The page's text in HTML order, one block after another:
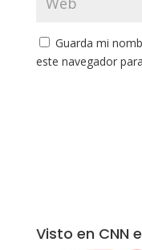
Guarda mi
este navegador
Visto en CNN